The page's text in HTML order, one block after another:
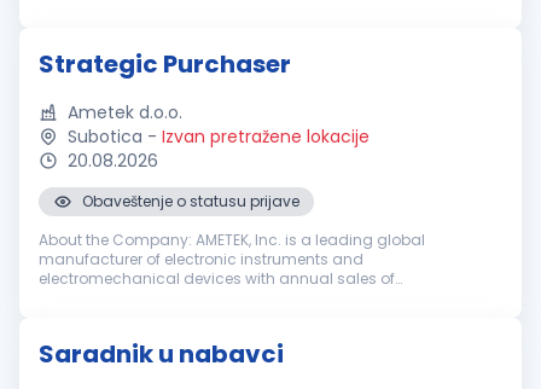
Strategic Purchaser
Ametek d.o.o.
Subotica - Izvan pretražene lokacije
20.08.2026
Obaveštenje o statusu prijave
About the Company: AMETEK, Inc. is a leading global
manufacturer of electronic instruments and
electromechanical devices with annual sales of
Saradnik u nabavci